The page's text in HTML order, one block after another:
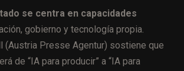
se centra en capacidades
gobierno y tecnología propia.
(Austria Presse Agentur) sostiene que
de “IA para producir” a “IA para